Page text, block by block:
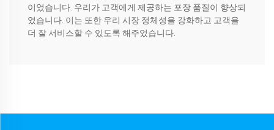
이었습니다. 우리가 고객에게 제공하는 포장 품질이 향상되
었습니다. 이는 또한 우리 시장 정체성을 강화하고 고객을
더 잘 서비스할 수 있도록 해주었습니다.